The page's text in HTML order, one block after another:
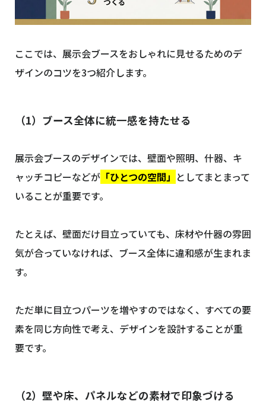
ここでは、展示会ブースをおしゃれに見せるためのデ
ザインのコツを3つ紹介します。
（1）ブース全体に統一感を持たせる
展示会ブースのデザインでは、壁面や照明、什器、キ
ャッチコピーなどが 「ひとつの空間」 としてまとまって
いることが重要です。
たとえば、壁面だけ目立っていても、床材や什器の雰囲
気が合っていなければ、ブース全体に違和感が生まれま
す。
ただ単に目立つパーツを増やすのではなく、すべての要
素を同じ方向性で考え、デザインを設計することが重
要です。
（2）壁や床、パネルなどの素材で印象づける